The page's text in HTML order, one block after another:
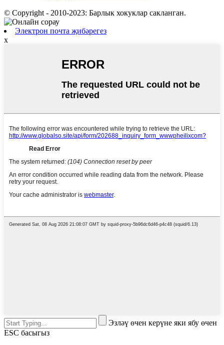
© Copyright - 2010-2023: Барлык хокуклар сакланган.
Электрон почта җибәрегез
x
Эзләү өчен керүне яки ябу өчен
ESC басыгыз